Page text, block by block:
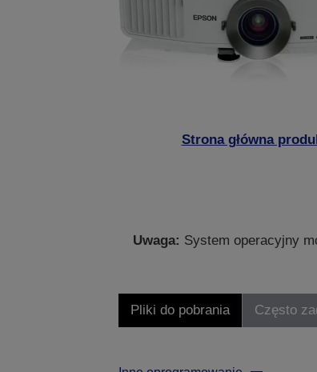
Strona główna
Uwaga: System operacyjny
Pliki do pobrania Często